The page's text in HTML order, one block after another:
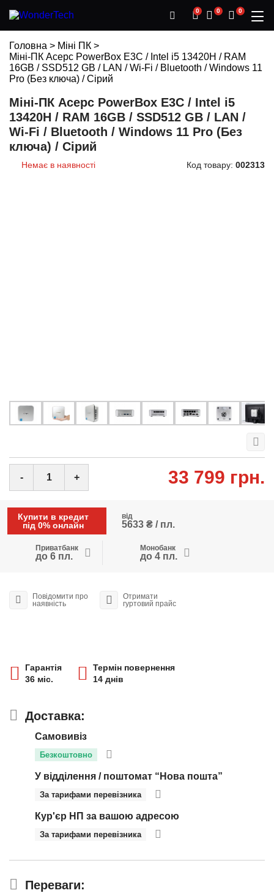
0 0 0
Головна > Міні ПК >
Міні-ПК Acepc PowerBox E3C / Intel i5 13420H / RAM
16GB / SSD512 GB / LAN / Wi-Fi / Bluetooth / Windows 11
Pro (Без ключа) / Сірий
Міні-ПК Acepc PowerBox E3C / Intel i5
13420H / RAM 16GB / SSD512 GB / LAN /
Wi-Fi / Bluetooth / Windows 11 Pro (Без
ключа) / Сірий
Немає в наявності Код товару: 002313
33 799 грн.
- +
Купити в кредит
під 0% онлайн
від
5633 ₴ / пл.
Приватбанк
до 6 пл.
Монобанк
до 4 пл.
Повідомити про
наявність
Отримати
гуртовий прайс
Гарантія
36 міс.
Термін повернення
14 днів
Доставка:
Самовивіз
Безкоштовно
У відділення / поштомат “Нова пошта”
За тарифами перевізника
Кур'єр НП за вашою адресою
За тарифами перевізника
Переваги: